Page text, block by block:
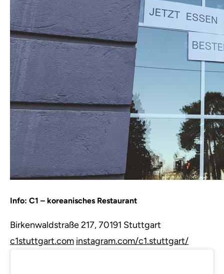
Info: C1 – koreanisches Restaurant
Birkenwaldstraße 217, 70191 Stuttgart
c1stuttgart.com instagram.com/c1.stuttgart/